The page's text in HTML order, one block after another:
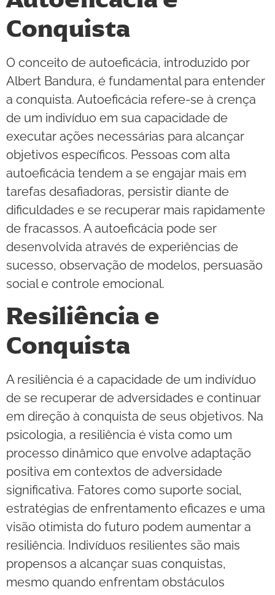
Conquista
O conceito de autoeficácia, introduzido por
Albert Bandura, é fundamental para entender
a conquista. Autoeficácia refere-se à crença
de um indivíduo em sua capacidade de
executar ações necessárias para alcançar
objetivos específicos. Pessoas com alta
autoeficácia tendem a se engajar mais em
tarefas desafiadoras, persistir diante de
dificuldades e se recuperar mais rapidamente
de fracassos. A autoeficácia pode ser
desenvolvida através de experiências de
sucesso, observação de modelos, persuasão
social e controle emocional.
Resiliência e
Conquista
A resiliência é a capacidade de um indivíduo
de se recuperar de adversidades e continuar
em direção à conquista de seus objetivos. Na
psicologia, a resiliência é vista como um
processo dinâmico que envolve adaptação
positiva em contextos de adversidade
significativa. Fatores como suporte social,
estratégias de enfrentamento eficazes e uma
visão otimista do futuro podem aumentar a
resiliência. Indivíduos resilientes são mais
propensos a alcançar suas conquistas,
mesmo quando enfrentam obstáculos